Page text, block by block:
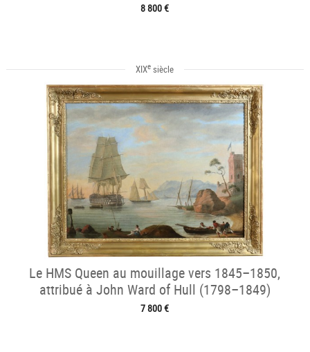
8 800 €
XIXe siècle
Le HMS Queen au mouillage vers 1845–1850,
attribué à John Ward of Hull (1798–1849)
7 800 €